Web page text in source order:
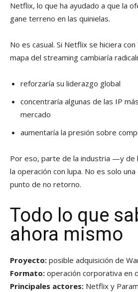
Netflix, lo que ha ayudado a que la
gane terreno en las quinielas.
No es casual. Si Netflix se hiciera
mapa del streaming cambiaría
reforzaría su liderazgo global
concentraría algunas de las IP
mercado
aumentaría la presión sobre
Por eso, parte de la industria —y
la operación con lupa. No es solo
punto de no retorno.
Todo lo que
ahora mismo
Proyecto: posible adquisición de
Formato: operación corporativa en
Principales actores: Netflix y